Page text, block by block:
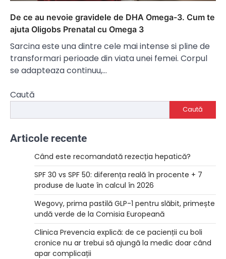
De ce au nevoie gravidele de DHA Omega-3. Cum te
ajuta Oligobs Prenatal cu Omega 3
Sarcina este una dintre cele mai intense si pline de
transformari perioade din viata unei femei. Corpul
se adapteaza continuu,…
Caută
Caută
Articole recente
Când este recomandată rezecția hepatică?
SPF 30 vs SPF 50: diferența reală în procente + 7
produse de luate în calcul în 2026
Wegovy, prima pastilă GLP-1 pentru slăbit, primește
undă verde de la Comisia Europeană
Clinica Prevencia explică: de ce pacienții cu boli
cronice nu ar trebui să ajungă la medic doar când
apar complicații